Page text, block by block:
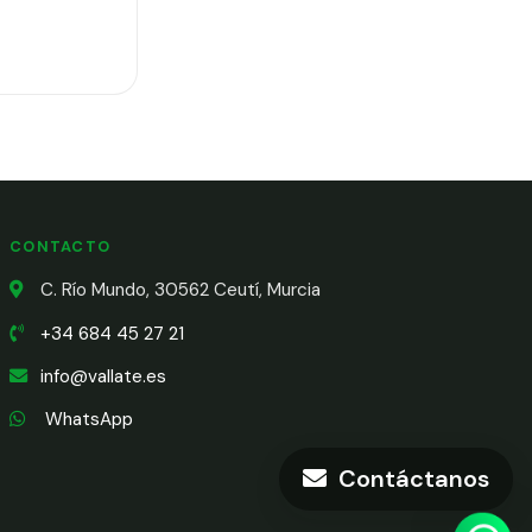
Contáctanos
CONTACTO
C. Río Mundo, 30562 Ceutí, Murcia
+34 684 45 27 21
info@vallate.es
WhatsApp